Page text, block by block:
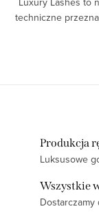
techniczne
Produkcja
Luksusowe
Wszystkie
Dostarczamy